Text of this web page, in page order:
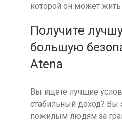
которой он может жить
Получите
большую
Atena
Вы ищете лучшие
стабильный доход? Вы
пожилым людям за